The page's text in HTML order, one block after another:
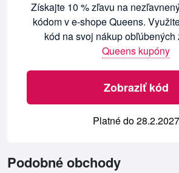
Získajte 10 % zľavu na
kódom v e-shope Queens.
kód na svoj nákup
Queens kupóny
Zobraziť kód
Platné do 28.2.2027
Podobné obchody